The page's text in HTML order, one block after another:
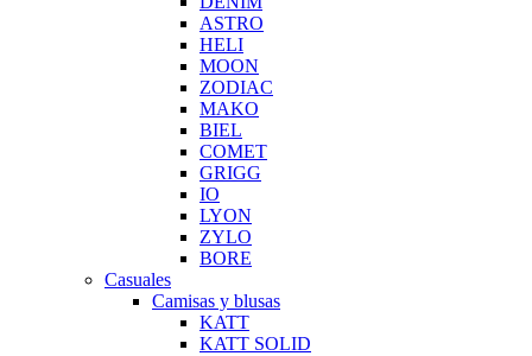
ASTRO
HELI
MOON
ZODIAC
MAKO
BIEL
COMET
GRIGG
IO
LYON
ZYLO
BORE
Casuales
Camisas y blusas
KATT
KATT SOLID